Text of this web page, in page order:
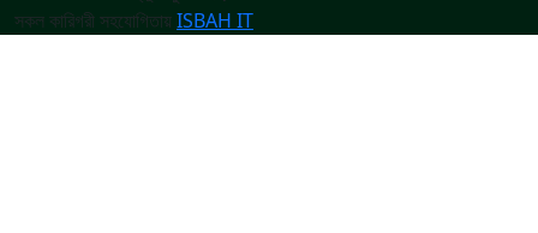
সকল কারিগরী সহযোগিতায়ISBAH IT